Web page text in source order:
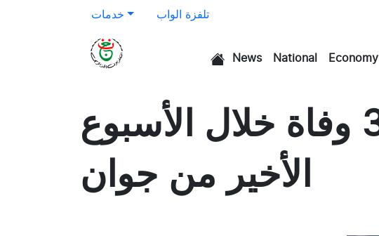
خدمات تلفزة الواب
News National Economy
موجة الحر في أوروبا: 3700 وفاة خلال الأسبوع
الأخير من جوان